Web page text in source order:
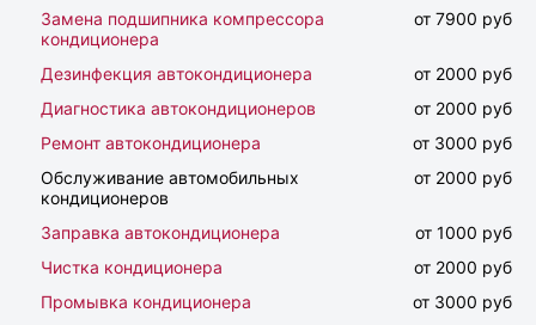
Замена подшипника компрессора
кондиционера
от 7900 руб
Дезинфекция автокондиционера
от 2000 руб
Диагностика автокондиционеров
от 2000 руб
Ремонт автокондиционера
от 3000 руб
Обслуживание автомобильных
кондиционеров
от 2000 руб
Заправка автокондиционера
от 1000 руб
Чистка кондиционера
от 2000 руб
Промывка кондиционера
от 3000 руб